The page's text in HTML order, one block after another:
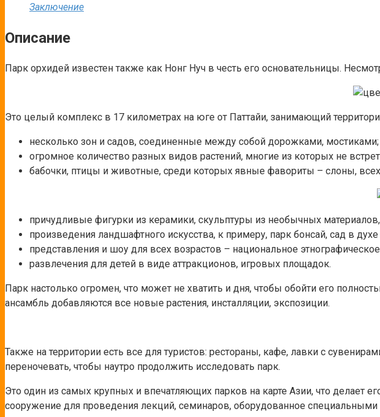
Заключение
Описание
Парк орхидей известен также как Нонг Нуч в честь его основательницы.
Это целый комплекс в 17 километрах на юге от Паттайи, занимающий
несколько зон и садов, соединенные между собой дорожками, мостиками;
огромное количество разных видов растений, многие из которых не
бабочки, птицы и животные, среди которых явные фавориты – слоны,
причудливые фигурки из керамики, скульптуры из необычных
произведения ландшафтного искусства, к примеру, парк бонсай, сад в духе
представления и шоу для всех возрастов – национальное
развлечения для детей в виде аттракционов, игровых площадок.
Парк настолько огромен, что может не хватить и дня, чтобы обойти его
ансамбль добавляются все новые растения, инсталляции, экспозиции.
Также на территории есть все для туристов: рестораны, кафе, лавки с
переночевать, чтобы наутро продолжить исследовать парк.
Это один из самых крупных и впечатляющих парков на карте Азии, что делает
сооружение для проведения лекций, семинаров, оборудованное